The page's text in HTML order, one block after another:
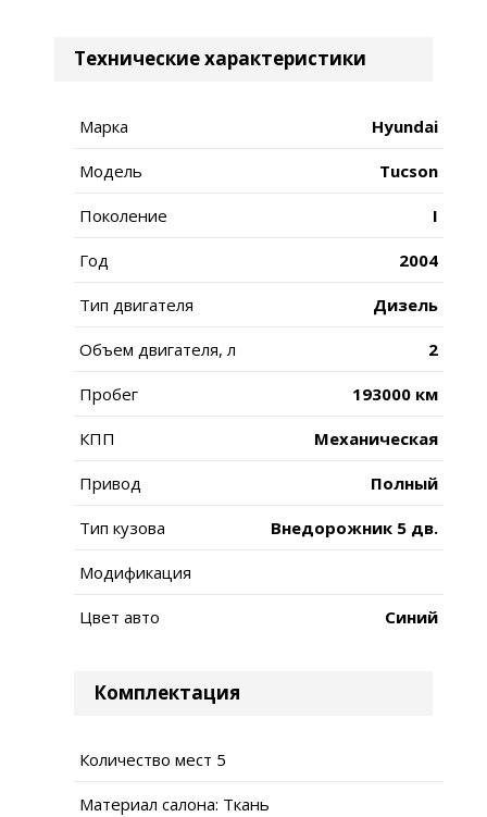
Технические характеристики
Марка Hyundai
Модель Tucson
Поколение I
Год 2004
Тип двигателя Дизель
Объем двигателя, л 2
Пробег 193000 км
КПП Механическая
Привод Полный
Тип кузова Внедорожник 5 дв.
Модификация
Цвет авто Синий
Комплектация
Количество мест 5
Материал салона: Ткань